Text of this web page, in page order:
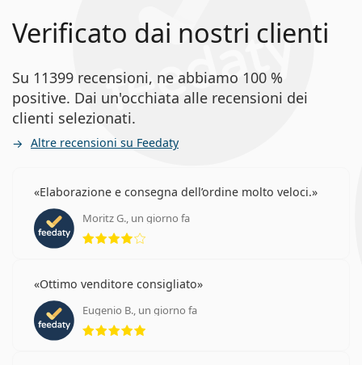
Verificato dai nostri clienti
Su 11399 recensioni, ne abbiamo 100 %
positive. Dai un'occhiata alle recensioni dei
clienti selezionati.
Altre recensioni su Feedaty
Elaborazione e consegna dell’ordine molto veloci.
Moritz G., un giorno fa
valutazione 4 di 5
Ottimo venditore consigliato
Eugenio B., un giorno fa
valutazione 5 di 5